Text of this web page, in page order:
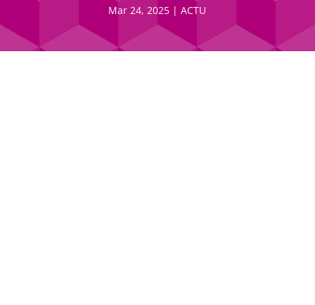
Mar 24, 2025 |ACTU